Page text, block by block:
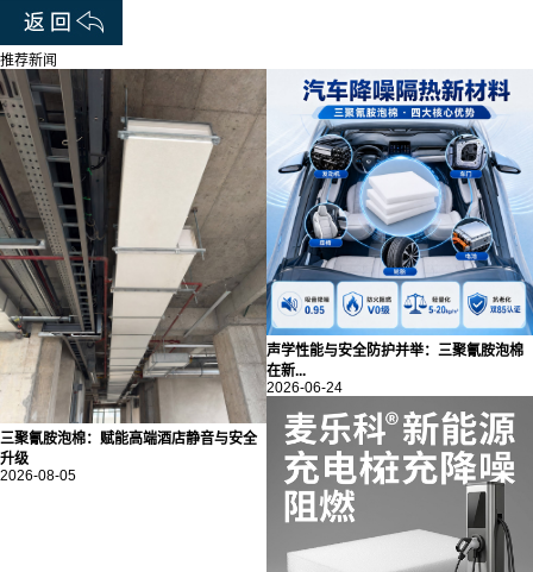
推荐新闻
三聚氰胺泡棉：赋能高端酒店静音与安全
升级
2026-08-05
声学性能与安全防护并举：三聚氰胺泡棉
在新...
2026-06-24